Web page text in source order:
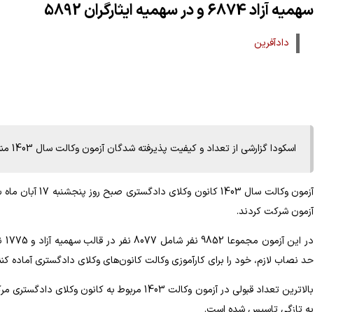
سهمیه آزاد 6874 و در سهمیه ایثارگران 5892
دادآفرین
اسکودا گزارشی از تعداد و کیفیت پذیرفته شدگان آزمون وکالت سال 1403 منتشر کرد.
آزمون شرکت کردند.
حد نصاب لازم، خود را برای کارآموزی وکالت کانون‌های وکلای دادگستری آماده
بالاترین تعداد قبولی در آزمون وکالت 1403